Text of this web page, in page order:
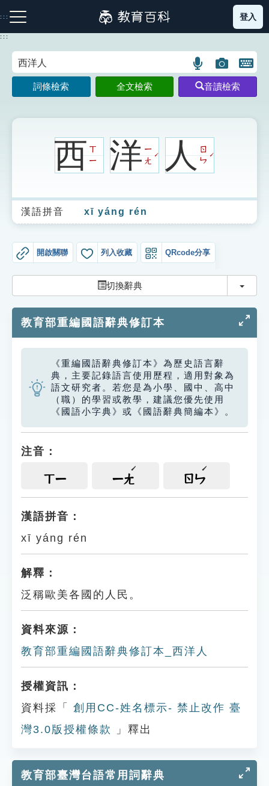
到
主
:::
注音索引圖示 筆畫索引圖示 部首索引表圖示
生字詞彙表
成語故事
索引選單
單字索引
生命大百科索引
遊戲專區
教學應用
貓頭鷹博士
登入
:::
語
言
搜
示
圖
片
搜
開
鍵
圖
詞條檢索 全文檢索 音讀檢索
西ㄒ
ㄧ
洋ㄧ
ㄤ
ˊ 人ㄖ
ㄣ
ˊ
漢語拼音 xī yáng rén
開啟關聯 列入收藏 QRcode分享
切換辭典 切換
教育部重編國語辭典修訂本
《重編國語辭典修訂本》為歷史語言辭
典，主要記錄語言使用歷程，適用對象為
語文研究者。若您是為小學、國中、高中
（職）的學習或教學，建議您優先使用
《國語小字典》或《國語辭典簡編本》。
注音：
ㄒㄧ ㄧㄤ ㄖㄣ
漢語拼音：
xī yáng rén
解釋：
泛稱歐美各國的人民。
資料來源：
教育部重編國語辭典修訂本_西洋人
授權資訊：
資料採「
創用CC-姓名標示- 禁止改作 臺
灣3.0版授權條款
」釋出
教育部臺灣台語常用詞辭典